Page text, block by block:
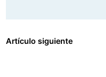
Artículo siguiente